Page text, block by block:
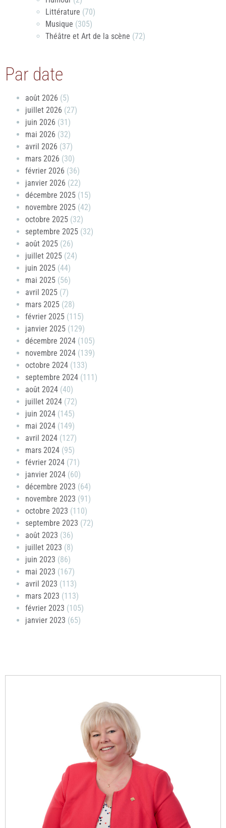
Littérature (70)
Musique (305)
Théâtre et Art de la scène (72)
Par date
août 2026 (5)
juillet 2026 (27)
juin 2026 (31)
mai 2026 (32)
avril 2026 (37)
mars 2026 (30)
février 2026 (36)
janvier 2026 (22)
décembre 2025 (15)
novembre 2025 (42)
octobre 2025 (32)
septembre 2025 (32)
août 2025 (26)
juillet 2025 (24)
juin 2025 (44)
mai 2025 (56)
avril 2025 (7)
mars 2025 (28)
février 2025 (115)
janvier 2025 (129)
décembre 2024 (105)
novembre 2024 (139)
octobre 2024 (133)
septembre 2024 (111)
août 2024 (40)
juillet 2024 (72)
juin 2024 (145)
mai 2024 (149)
avril 2024 (127)
mars 2024 (95)
février 2024 (71)
janvier 2024 (60)
décembre 2023 (64)
novembre 2023 (91)
octobre 2023 (110)
septembre 2023 (72)
août 2023 (36)
juillet 2023 (8)
juin 2023 (86)
mai 2023 (167)
avril 2023 (113)
mars 2023 (113)
février 2023 (105)
janvier 2023 (65)